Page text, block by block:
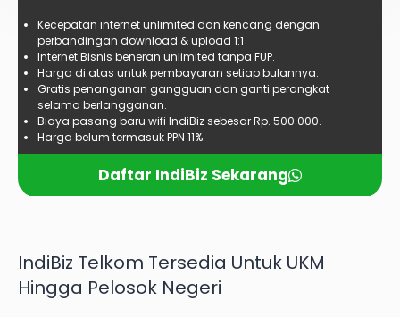
Kecepatan internet unlimited dan kencang dengan
perbandingan download & upload 1:1
Internet Bisnis beneran unlimited tanpa FUP.
Harga di atas untuk pembayaran setiap bulannya.
Gratis penanganan gangguan dan ganti perangkat
selama berlangganan.
Biaya pasang baru wifi IndiBiz sebesar Rp. 500.000.
Harga belum termasuk PPN 11%.
Daftar IndiBiz Sekarang
IndiBiz Telkom Tersedia Untuk UKM
Hingga Pelosok Negeri